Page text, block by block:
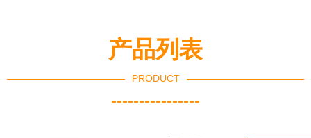
产品列表
PRODUCT
----------------